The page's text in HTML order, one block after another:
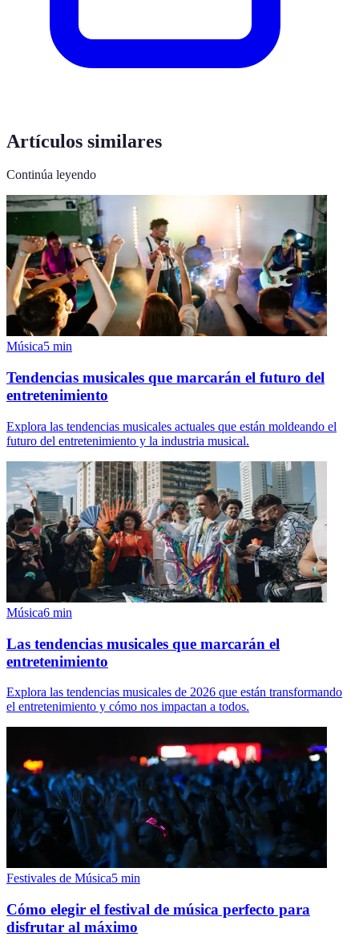
Artículos similares
Continúa leyendo
Música5 min
Tendencias musicales que marcarán el futuro del
entretenimiento
Explora las tendencias musicales actuales que están moldeando el
futuro del entretenimiento y la industria musical.
Música6 min
Las tendencias musicales que marcarán el
entretenimiento
Explora las tendencias musicales de 2026 que están transformando
el entretenimiento y cómo nos impactan a todos.
Festivales de Música5 min
Cómo elegir el festival de música perfecto para
disfrutar al máximo